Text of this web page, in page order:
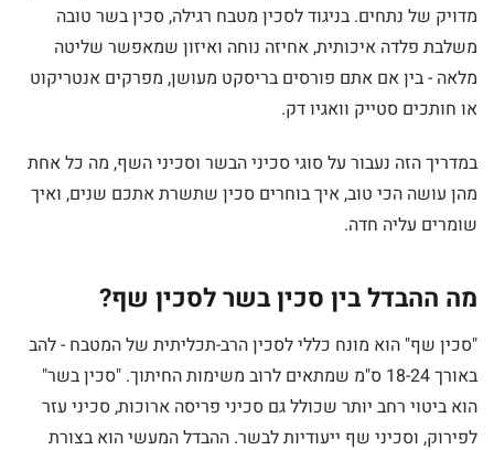
מדויק של נתחים. בניגוד לסכין מטבח רגילה, סכין בשר טובה
משלבת פלדה איכותית, אחיזה נוחה ואיזון שמאפשר שליטה
מלאה - בין אם אתם פורסים בריסקט מעושן, מפרקים אנטריקוט
או חותכים סטייק וואגיו דק.
במדריך הזה נעבור על סוגי סכיני הבשר וסכיני השף, מה כל אחת
מהן עושה הכי טוב, איך בוחרים סכין שתשרת אתכם שנים, ואיך
שומרים עליה חדה.
מה ההבדל בין סכין בשר לסכין שף?
"סכין שף" הוא מונח כללי לסכין הרב-תכליתית של המטבח - להב
באורך 18-24 ס"מ שמתאים לרוב משימות החיתוך. "סכין בשר"
הוא ביטוי רחב יותר שכולל גם סכיני פריסה ארוכות, סכיני עזר
לפירוק, וסכיני שף ייעודיות לבשר. ההבדל המעשי הוא בצורת